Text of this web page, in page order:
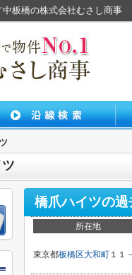
板橋の株式会社むさし商事
橋爪ハイツの過
所在地
東京都板橋区大和町 １１